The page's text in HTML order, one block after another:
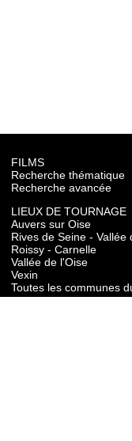
FILMS
Recherche thématique
Recherche avancée
LIEUX DE TOURNAGE
Auvers sur Oise
Rives de Seine - Vallée
Roissy - Carnelle
Vallée de l'Oise
Vexin
Toutes les communes